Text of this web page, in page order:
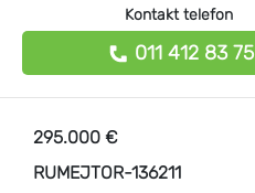
Kontakt telefon
011 412 83 75
295.000 €
RUMEJTOR-136211